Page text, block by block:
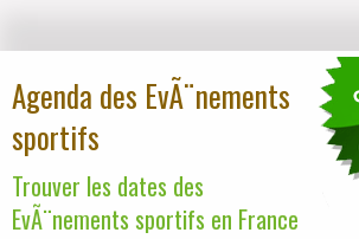
Agenda des EvÃ¨nements
sportifs
Trouver les dates des
EvÃ¨nements sportifs en France